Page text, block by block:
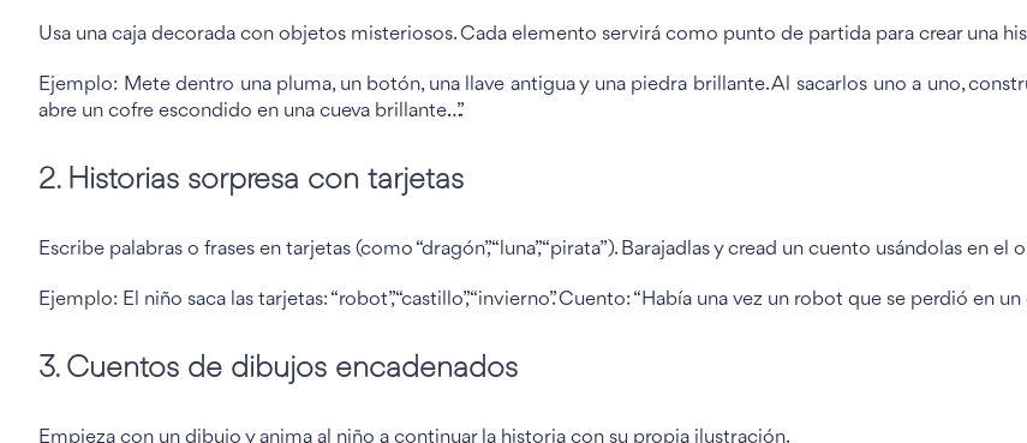
Usa una caja decorada con objetos misteriosos. Cada elemento servirá como punto de partida para crear una
Ejemplo: Mete dentro una pluma, un botón, una llave antigua y una piedra brillante. Al sacarlos uno a uno,
abre un cofre escondido en una cueva brillante…”.
2. Historias sorpresa con tarjetas
Escribe palabras o frases en tarjetas (como “dragón”, “luna”, “pirata”). Barajadlas y cread un cuento usándolas en el
Ejemplo: El niño saca las tarjetas: “robot”, “castillo”, “invierno”. Cuento: “Había una vez un robot que se perdió en
3. Cuentos de dibujos encadenados
Empieza con un dibujo y anima al niño a continuar la historia con su propia ilustración.